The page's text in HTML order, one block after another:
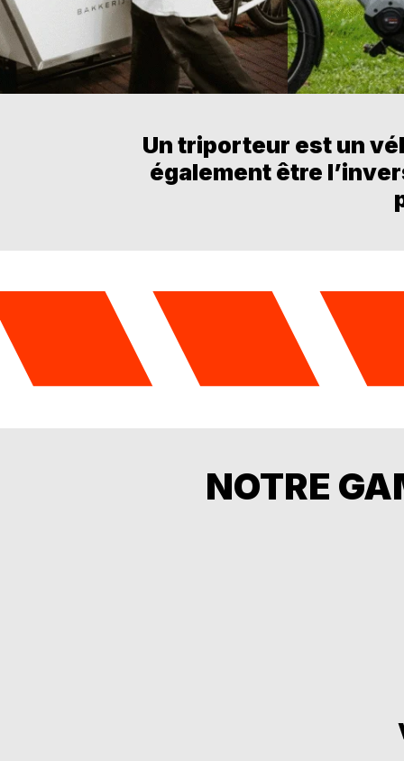
Un triporteur est un
également être
NOTRE